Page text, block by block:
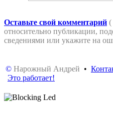
Оставьте свой комментарий (
относительно публикации,
сведениями или укажите на
© Нарожный Андрей •
Это работает!